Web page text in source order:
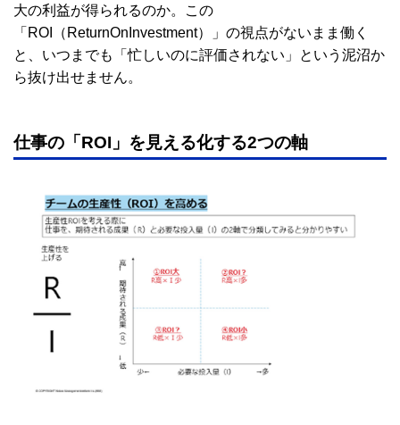
大の利益が得られるのか。この
「ROI（ReturnOnInvestment）」の視点がないまま働く
と、いつまでも「忙しいのに評価されない」という泥沼か
ら抜け出せません。
仕事の「ROI」を見える化する2つの軸